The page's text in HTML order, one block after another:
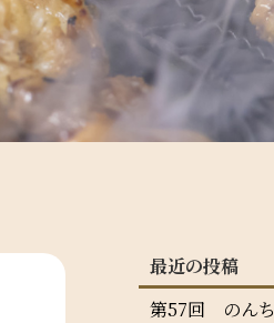
最近の投稿
第57回 のん